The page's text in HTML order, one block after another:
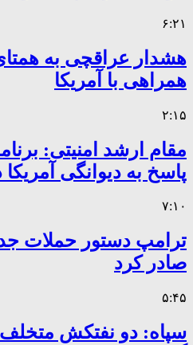
۶:۲۱
هشدار عراقچی به
همراهی با آمریکا
۲:۱۵
مقام ارشد امنیتی:
پاسخ به دیوانگی آمریکا
۷:۱۰
ترامپ دستور حملات
صادر کرد
۵:۴۵
سپاه: دو نفتکش متخلف